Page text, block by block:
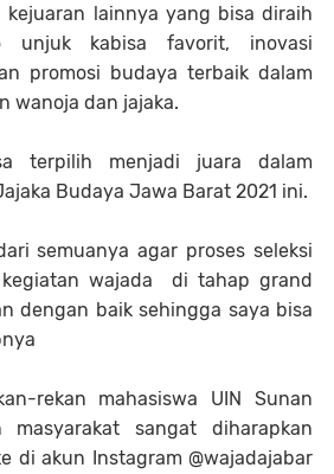
kejuaran lainnya yang bisa diraih
unjuk kabisa favorit, inovasi
promosi budaya terbaik dalam
wanoja dan jajaka.
terpilih menjadi juara dalam
Budaya Jawa Barat 2021 ini.
semuanya agar proses seleksi
wajada di tahap grand
dengan baik sehingga saya bisa
rekan mahasiswa UIN Sunan
sangat diharapkan
di akun Instagram @wajadajabar